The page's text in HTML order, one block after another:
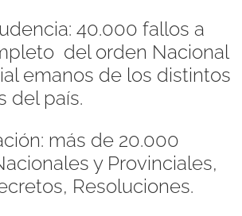
40.000 fallos a
del orden Nacional
emanos de los distintos
del país.
más de 20.000
y Provinciales,
Resoluciones.